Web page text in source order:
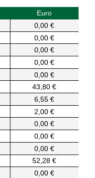
Euro
0,00 €
0,00 €
0,00 €
0,00 €
0,00 €
43,80 €
6,55 €
2,00 €
0,00 €
0,00 €
0,00 €
52,28 €
0,00 €